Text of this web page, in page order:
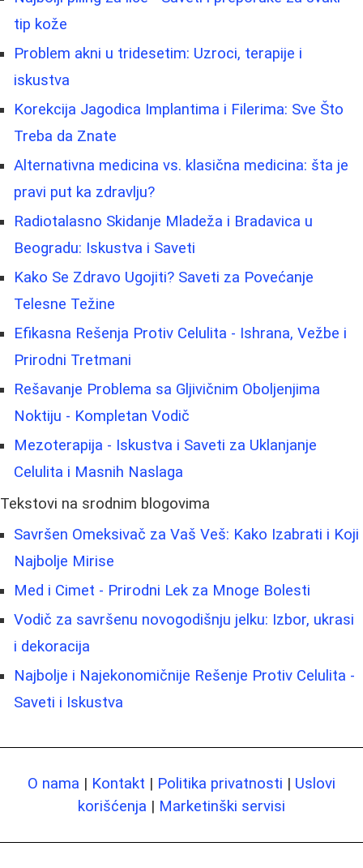
tip kože
Problem akni u tridesetim: Uzroci, terapije i
iskustva
Korekcija Jagodica Implantima i Filerima: Sve Što
Treba da Znate
Alternativna medicina vs. klasična medicina: šta je
pravi put ka zdravlju?
Radiotalasno Skidanje Mladeža i Bradavica u
Beogradu: Iskustva i Saveti
Kako Se Zdravo Ugojiti? Saveti za Povećanje
Telesne Težine
Efikasna Rešenja Protiv Celulita - Ishrana, Vežbe i
Prirodni Tretmani
Rešavanje Problema sa Gljivičnim Oboljenjima
Noktiju - Kompletan Vodič
Mezoterapija - Iskustva i Saveti za Uklanjanje
Celulita i Masnih Naslaga
Tekstovi na srodnim blogovima
Savršen Omeksivač za Vaš Veš: Kako Izabrati i Koji
Najbolje Mirise
Med i Cimet - Prirodni Lek za Mnoge Bolesti
Vodič za savršenu novogodišnju jelku: Izbor, ukrasi
i dekoracija
Najbolje i Najekonomičnije Rešenje Protiv Celulita -
Saveti i Iskustva
O nama | Kontakt | Politika privatnosti | Uslovi
korišćenja | Marketinški servisi